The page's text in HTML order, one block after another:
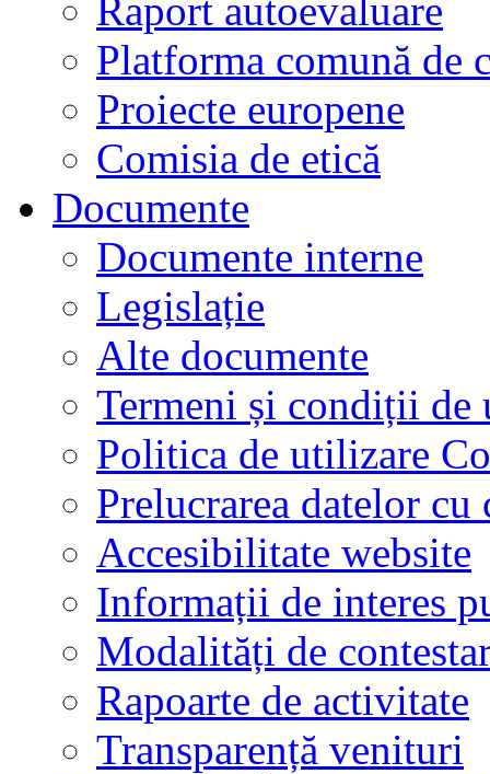
Raport autoevaluare
Platforma comună de
Proiecte europene
Comisia de etică
Documente
Documente interne
Legislație
Alte documente
Termeni și condiții de
Politica de utilizare
Prelucrarea datelor cu
Accesibilitate website
Informații de interes
Modalități de
Rapoarte de activitate
Transparență venituri